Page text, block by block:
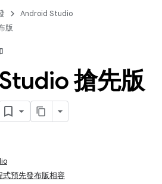
Android Studio
版
搶先版
預先發布版相容